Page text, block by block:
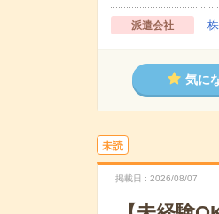
派遣会社
気に
未読
掲載日 2026/08/07